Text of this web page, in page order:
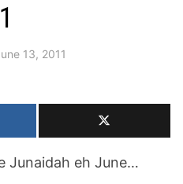
13, 2011
Junaidah eh June…